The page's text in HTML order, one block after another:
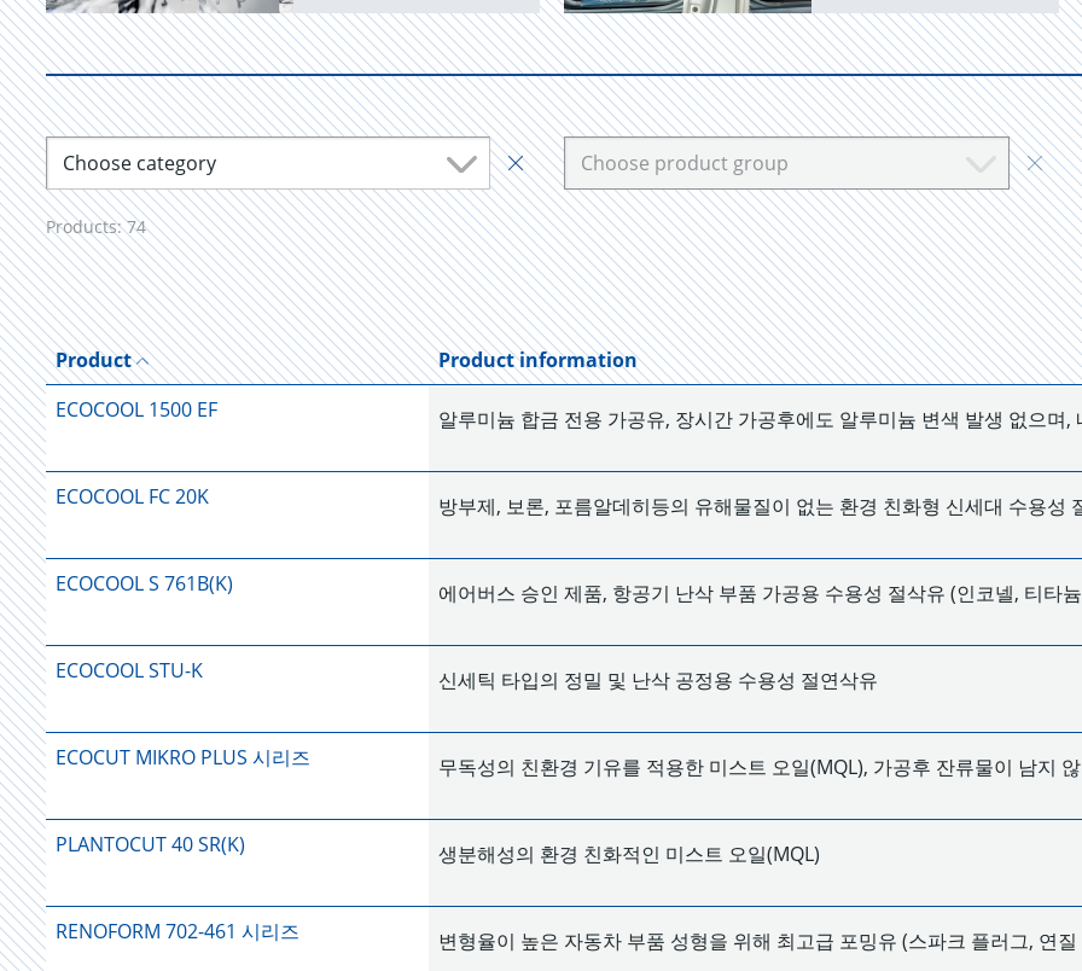
Choose category Choose product group
Products:74
Product
Product information
ECOCOOL 1500 EF
알루미늄 합금 전용 가공유, 장시간 가공후에도 알루미늄 변색 발생 없으며
ECOCOOL FC 20K 방부제, 보론, 포름알데히등의 유해물질이 없는 환경 친화형 신세대 수용성
ECOCOOL S 761B(K) 에어버스 승인 제품, 항공기 난삭 부품 가공용 수용성 절삭유 (인코넬, 티타
ECOCOOL STU-K 신세틱 타입의 정밀 및 난삭 공정용 수용성 절연삭유
ECOCUT MIKRO PLUS 시리즈 무독성의 친환경 기유를 적용한 미스트 오일(MQL), 가공후 잔류물이 남지
PLANTOCUT 40 SR(K) 생분해성의 환경 친화적인 미스트 오일(MQL)
RENOFORM 702-461 시리즈 변형율이 높은 자동차 부품 성형을 위해 최고급 포밍유 (스파크 플러그, 연